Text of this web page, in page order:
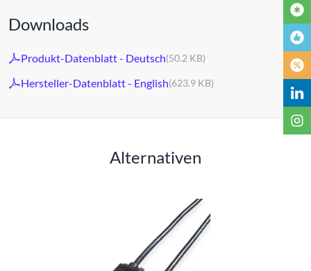
Downloads
Produkt-Datenblatt - Deutsch(50.2 KB)
Hersteller-Datenblatt - English(623.9 KB)
Alternativen